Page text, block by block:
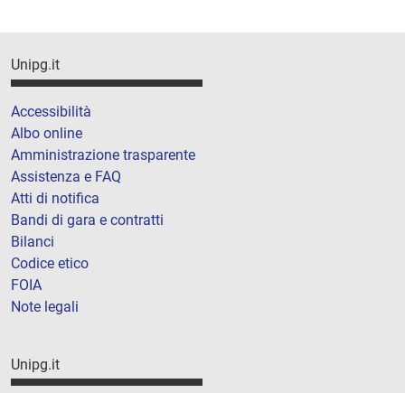
Unipg.it
Accessibilità
Albo online
Amministrazione trasparente
Assistenza e FAQ
Atti di notifica
Bandi di gara e contratti
Bilanci
Codice etico
FOIA
Note legali
Unipg.it